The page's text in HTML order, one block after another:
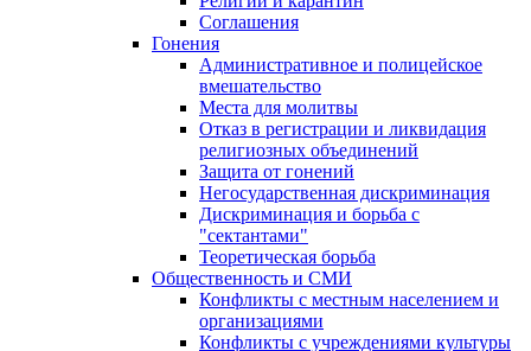
Соглашения
Гонения
Административное и полицейское
вмешательство
Места для молитвы
Отказ в регистрации и ликвидация
религиозных объединений
Защита от гонений
Негосударственная дискриминация
Дискриминация и борьба с
"сектантами"
Теоретическая борьба
Общественность и СМИ
Конфликты с местным населением и
организациями
Конфликты с учреждениями культуры